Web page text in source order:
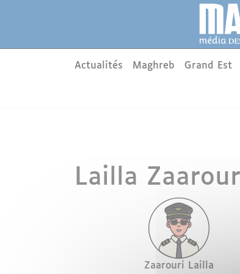
Main menu
Actualités Maghreb Grand Est
Lailla
Nom
Zaarouri Prénom
Lailla